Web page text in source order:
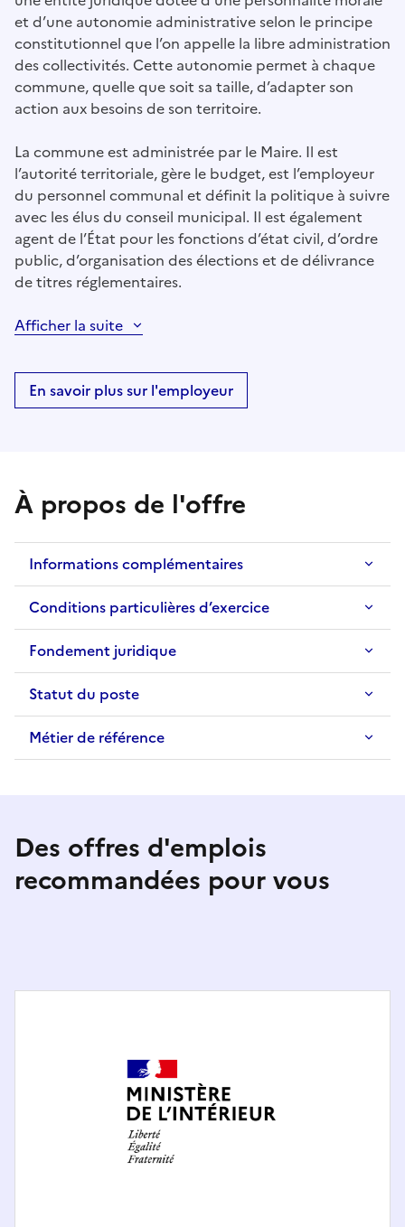
et d’une autonomie administrative selon le principe
constitutionnel que l’on appelle la libre administration
des collectivités. Cette autonomie permet à chaque
commune, quelle que soit sa taille, d’adapter son
action aux besoins de son territoire.
La commune est administrée par le Maire. Il est
l’autorité territoriale, gère le budget, est l’employeur
du personnel communal et définit la politique à suivre
avec les élus du conseil municipal. Il est également
agent de l’État pour les fonctions d’état civil, d’ordre
public, d’organisation des élections et de délivrance
de titres réglementaires.
Afficher la suite
En savoir plus sur l'employeur
À propos de l'offre
Informations complémentaires
Conditions particulières d’exercice
Fondement juridique
Statut du poste
Métier de référence
Des offres d'emplois
recommandées pour vous